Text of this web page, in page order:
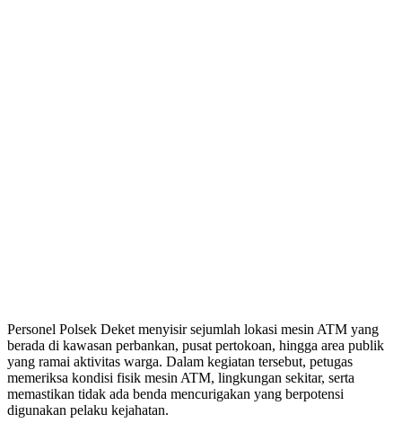
Personel Polsek Deket menyisir sejumlah lokasi mesin ATM yang
berada di kawasan perbankan, pusat pertokoan, hingga area publik
yang ramai aktivitas warga. Dalam kegiatan tersebut, petugas
memeriksa kondisi fisik mesin ATM, lingkungan sekitar, serta
memastikan tidak ada benda mencurigakan yang berpotensi
digunakan pelaku kejahatan.